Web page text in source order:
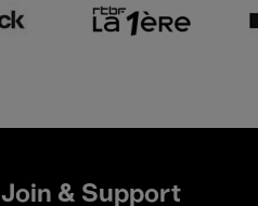
Join & Support